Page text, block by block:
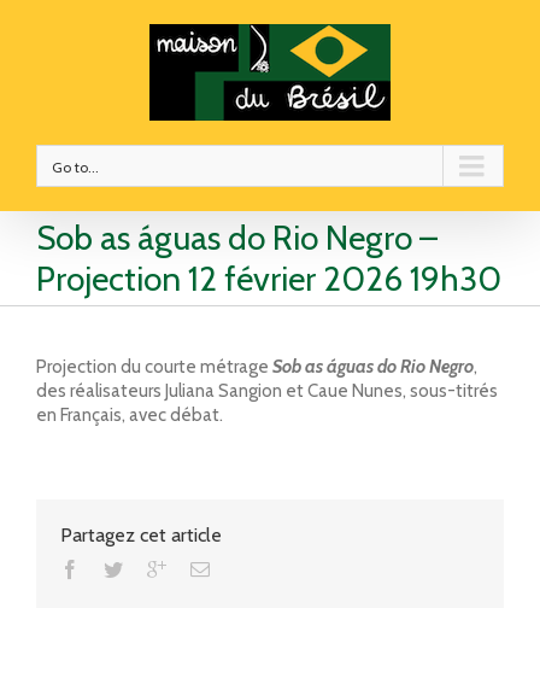
Go to...
Sob as águas do Rio Negro –
Projection 12 février 2026 19h30
Projection du courte métrage Sob as águas do Rio Negro,
des réalisateurs Juliana Sangion et Caue Nunes, sous-titrés
en Français, avec débat.
Partagez cet article